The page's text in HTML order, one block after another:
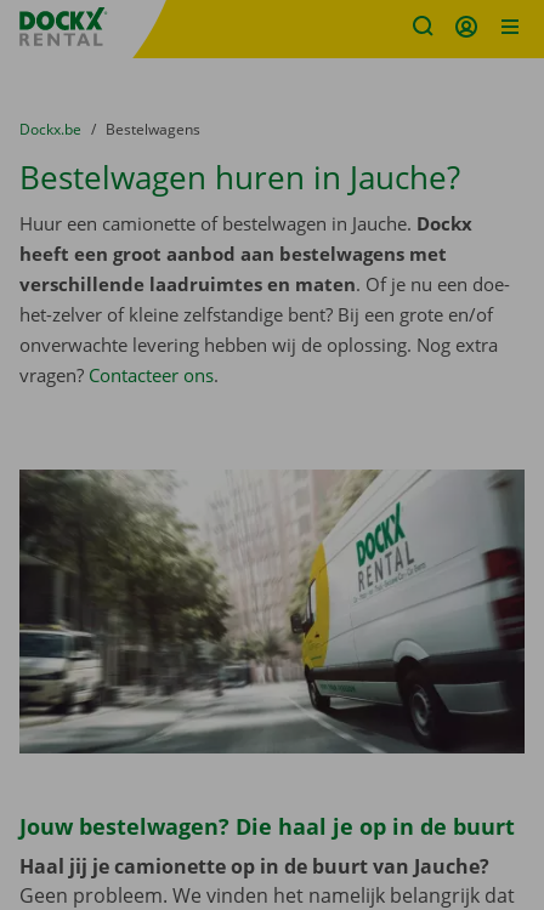
Fratello DEMO
U bevindt zich hier:
van
Dockx.be naar
Bestelwagens
Bestelwagen huren in Jauche?
Huur een camionette of bestelwagen in Jauche. Dockx
heeft een groot aanbod aan bestelwagens met
verschillende laadruimtes en maten. Of je nu een doe-
het-zelver of kleine zelfstandige bent? Bij een grote en/of
onverwachte levering hebben wij de oplossing. Nog extra
vragen? Contacteer ons.
Jouw bestelwagen? Die haal je op in de buurt
Haal jij je camionette op in de buurt van Jauche?
Geen probleem. We vinden het namelijk belangrijk dat